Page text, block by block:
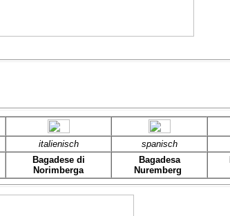
italienisch spanisch
Bagadese di
Norimberga
Bagadesa
Nuremberg